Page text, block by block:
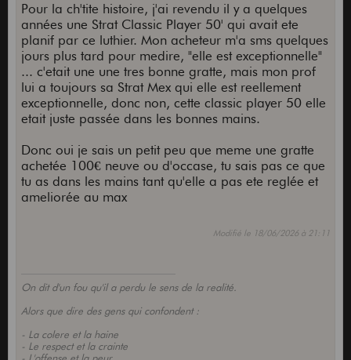
Pour la ch'tite histoire, j'ai revendu il y a quelques
années une Strat Classic Player 50' qui avait ete
planif par ce luthier. Mon acheteur m'a sms quelques
jours plus tard pour medire, "elle est exceptionnelle"
... c'etait une une tres bonne gratte, mais mon prof
lui a toujours sa Strat Mex qui elle est reellement
exceptionnelle, donc non, cette classic player 50 elle
etait juste passée dans les bonnes mains.
Donc oui je sais un petit peu que meme une gratte
achetée 100€ neuve ou d'occase, tu sais pas ce que
tu as dans les mains tant qu'elle a pas ete reglée et
ameliorée au max
Modifié le 18/06/2026 à 21:11
On dit d'un fou qu'il a perdu le sens de la realité.
Alors que dire des gens qui confondent :
- La colere et la haine
- Le respect et la crainte